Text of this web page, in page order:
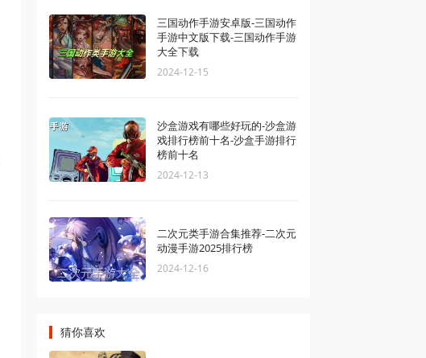
三国动作手游安卓版-三国动作
手游中文版下载-三国动作手游
大全下载
2024-12-15
沙盒游戏有哪些好玩的-沙盒游
戏排行榜前十名-沙盒手游排行
榜前十名
2024-12-13
二次元类手游合集推荐-二次元
动漫手游2025排行榜
2024-12-16
猜你喜欢